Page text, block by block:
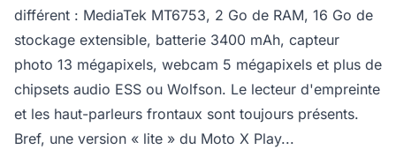
différent : MediaTek MT6753, 2 Go de RAM, 16 Go de
stockage extensible, batterie 3400 mAh, capteur
photo 13 mégapixels, webcam 5 mégapixels et plus de
chipsets audio ESS ou Wolfson. Le lecteur d'empreinte
et les haut-parleurs frontaux sont toujours présents.
Bref, une version « lite » du Moto X Play...